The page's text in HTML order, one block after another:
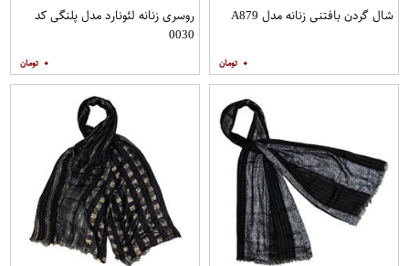
شال گردن بافتنی زنانه مدل A879
۰
روسری زنانه لئونارد مدل پلنگی کد
0030
۰